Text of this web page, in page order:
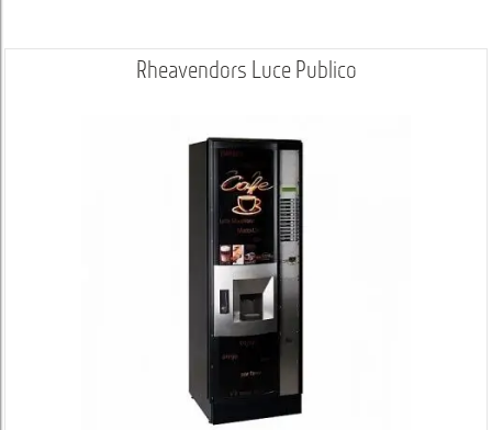
Rheavendors Luce Publico